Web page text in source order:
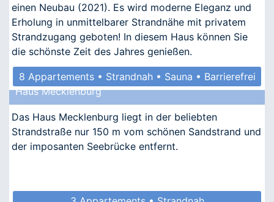
einen Neubau (2021). Es wird moderne Eleganz und
Erholung in unmittelbarer Strandnähe mit privatem
Strandzugang geboten! In diesem Haus können Sie
die schönste Zeit des Jahres genießen.
8 Appartements • Strandnah • Sauna • Barrierefrei
Haus Mecklenburg
Das Haus Mecklenburg liegt in der beliebten
Strandstraße nur 150 m vom schönen Sandstrand und
der imposanten Seebrücke entfernt.